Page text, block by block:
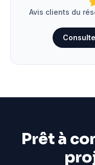
Avis clients du
Prêt à